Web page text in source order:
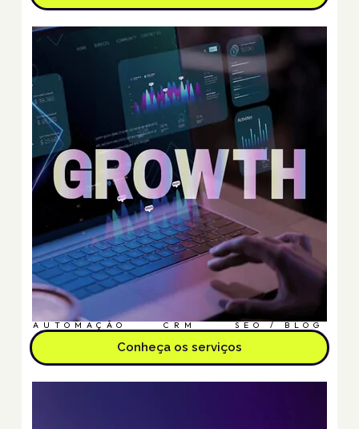
AUTOMAÇÃO CRM SEO / BLOG
Conheça os serviços